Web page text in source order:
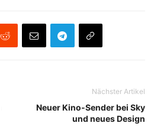
Nächster Artikel
Neuer Kino-Sender bei Sky
und neues Design